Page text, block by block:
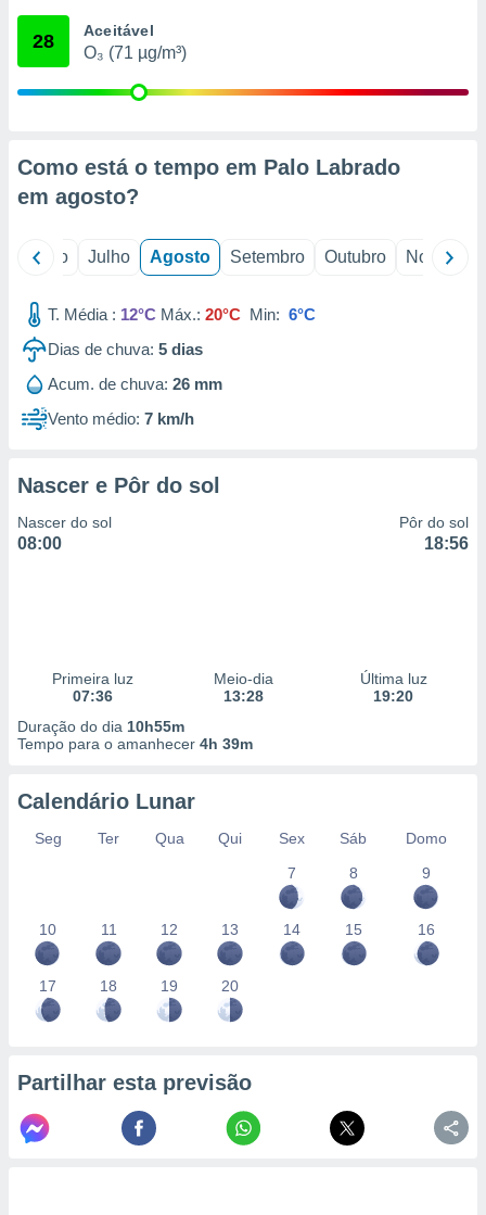
através
1199
28 Aceitável
O₃ (71 µg/m³)
Como está o tempo em Palo Labrado
em agosto?
Junho Julho Agosto Setembro Outubro Novembro
T. Média : 12°C Máx.: 20°C Min: 6°C
Dias de chuva: 5 dias
Acum. de chuva: 26 mm
Vento médio: 7 km/h
Nascer e Pôr do sol
Nascer do sol
08:00
Pôr do sol
18:56
Primeira luz
07:36
Meio-dia
13:28
Última luz
19:20
Duração do dia 10h55m
Tempo para o amanhecer 4h 39m
Calendário Lunar
Seg Ter Qua Qui Sex Sáb
Domo
7
8 9
10 11 12 13 14 15 16
17 18 19 20
Partilhar esta previsão